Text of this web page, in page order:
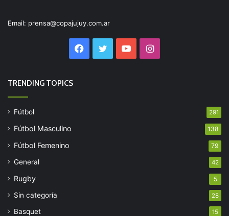
Email: prensa@copajujuy.com.ar
Facebook
TwitterYouTubeInstagram
TRENDING TOPICS
Fútbol 291
Fútbol Masculino 138
Fútbol Femenino 79
General 42
Rugby 5
Sin categoría 28
Basquet 15